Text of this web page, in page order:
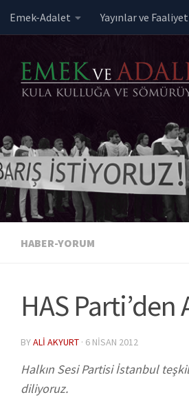
Skip to content
Emek-Adalet Yayınlar ve
HABER-YORUM
HAS Parti’den
BYALI AKYURT · 6 NISAN 2012
Halkın Sesi Partisi İstanbul
diliyoruz.